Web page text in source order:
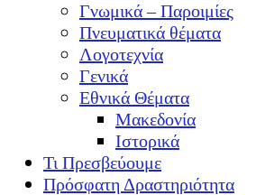
Γνωμικά – Παροιμίες
Πνευματικά θέματα
Λογοτεχνία
Γενικά
Εθνικά Θέματα
Μακεδονία
Ιστορικά
Τι Πρεσβεύουμε
Πρόσφατη Δραστηριότητα